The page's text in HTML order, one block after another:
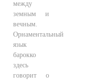
между
земным и
вечным.
Орнаментальный
язык
барокко
здесь
говорит о